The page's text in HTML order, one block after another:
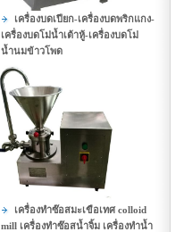
เครื่องบดเปียก-เครื่องบดพริกแกง-
เครื่องบดโม่น้ำเต้าหู้-เครื่องบดโม่
น้ำนมข้าวโพด
เครื่องทำซ๊อสมะเขือเทศ colloid
mill เครื่องทำซ๊อสน้ำจิ้ม เครื่องทำน้ำ